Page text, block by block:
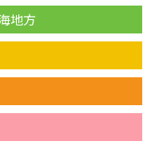
地方